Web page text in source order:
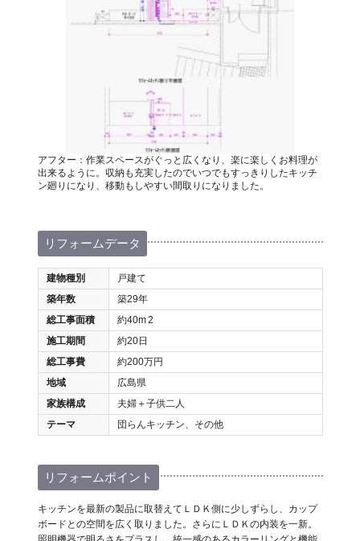
アフター：作業スペースがぐっと広くなり、楽に楽しくお料理が
出来るように。収納も充実したのでいつでもすっきりしたキッチ
ン廻りになり、移動もしやすい間取りになりました。
リフォームデータ
建物種別
戸建て
築年数
築29年
総工事面積
約40m2
施工期間
約20日
総工事費
約200万円
地域
広島県
家族構成
夫婦＋子供二人
テーマ
団らんキッチン、その他
リフォームポイント
キッチンを最新の製品に取替えてＬＤＫ側に少しずらし、カップ
ボードとの空間を広く取りました。さらにＬＤＫの内装を一新。